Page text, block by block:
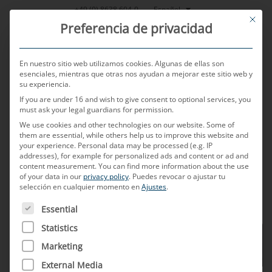
Saltar
+49 (0) 8638 604-0 Español
This
Preferencia de privacidad
En nuestro sitio web utilizamos cookies. Algunas de ellas son
esenciales, mientras que otras nos ayudan a mejorar este sitio web y
su experiencia.
If you are under 16 and wish to give consent to optional services, you
must ask your legal guardians for permission.
We use cookies and other technologies on our website. Some of
them are essential, while others help us to improve this website and
your experience. Personal data may be processed (e.g. IP
addresses), for example for personalized ads and content or ad and
content measurement.You can find more information about the use
of your data in our privacy policy. Puedes revocar o ajustar tu
selección en cualquier momento enAjustes.
A CONTINUACIÓN FIGURA UNA LISTA DE LOS GRUPOS
Essential
Statistics
Marketing
External Media